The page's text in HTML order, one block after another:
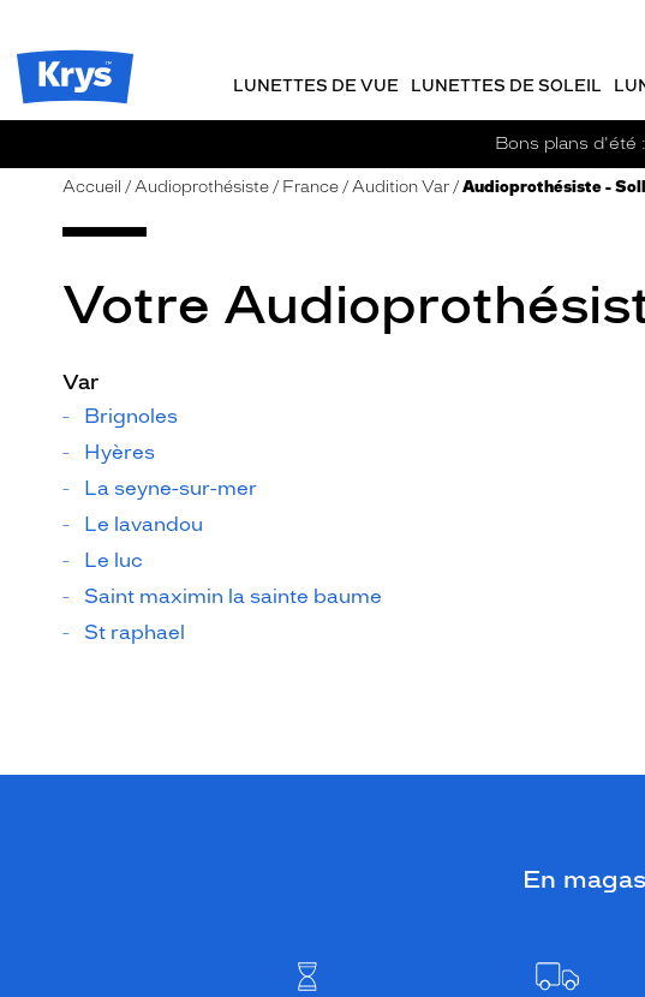
Opticien
Krys
LUNETTES DE VUE LUNETTES DE SOLEIL
Bons plans d'été
Accueil Audioprothésiste France Audition Var Audioprothésiste -
Votre
Var
Brignoles
Hyères
La seyne-sur-mer
Le lavandou
Le luc
Saint maximin la sainte baume
St raphael
En